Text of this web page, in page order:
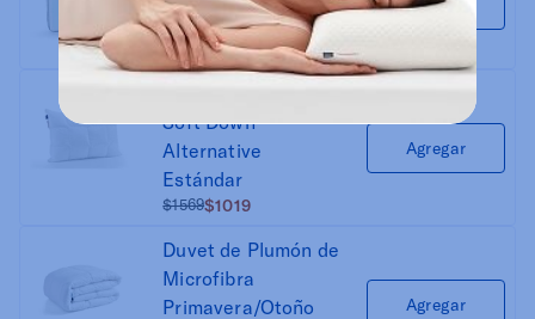
Estándar
$1859$1209
Agregar
Soft Down
Alternative
Estándar
$1569$1019
Agregar
Duvet de Plumón de
Microfibra
Primavera/Otoño
Agregar